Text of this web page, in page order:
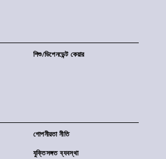
শিশু/ডিপেনডেন্ট কেয়ার
গোপনীয়তা নীতি
যুক্তিসঙ্গত ব্যবস্থা